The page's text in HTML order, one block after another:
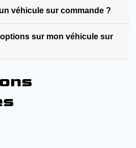
véhicule sur commande ?
sur mon véhicule sur